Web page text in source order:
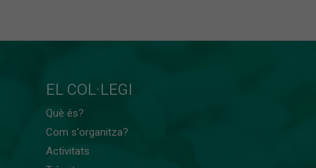
EL COL·LEGI
Què és?
Com s'organitza?
Activitats